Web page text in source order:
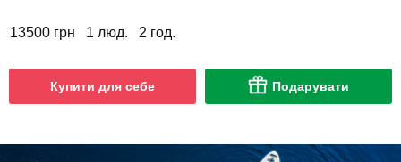
13500 грн 1 люд. 2 год.
Купити для себе Подарувати